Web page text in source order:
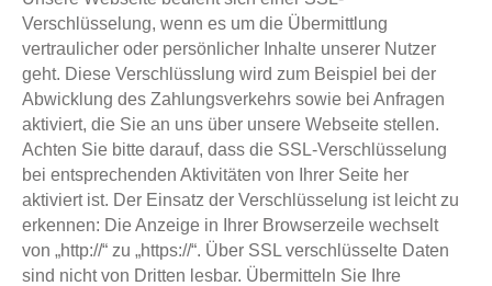
Verschlüsselung, wenn es um die Übermittlung
vertraulicher oder persönlicher Inhalte unserer Nutzer
geht. Diese Verschlüsslung wird zum Beispiel bei der
Abwicklung des Zahlungsverkehrs sowie bei Anfragen
aktiviert, die Sie an uns über unsere Webseite stellen.
Achten Sie bitte darauf, dass die SSL-Verschlüsselung
bei entsprechenden Aktivitäten von Ihrer Seite her
aktiviert ist. Der Einsatz der Verschlüsselung ist leicht zu
erkennen: Die Anzeige in Ihrer Browserzeile wechselt
von „http://“ zu „https://“. Über SSL verschlüsselte Daten
sind nicht von Dritten lesbar. Übermitteln Sie Ihre